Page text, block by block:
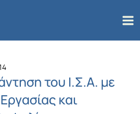
του Ι.Σ.Α. με
και